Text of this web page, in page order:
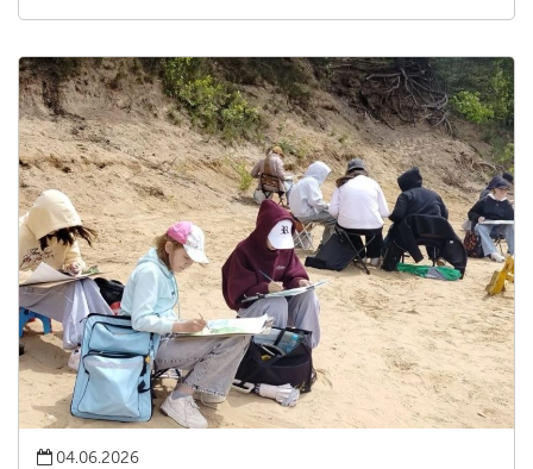
04.06.2026